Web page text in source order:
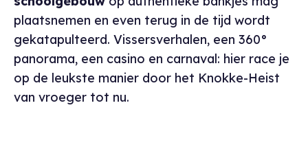
plaatsnemen en even terug in de tijd wordt
gekatapulteerd. Vissersverhalen, een 360°
panorama, een casino en carnaval: hier race je
op de leukste manier door het Knokke-Heist
van vroeger tot nu.